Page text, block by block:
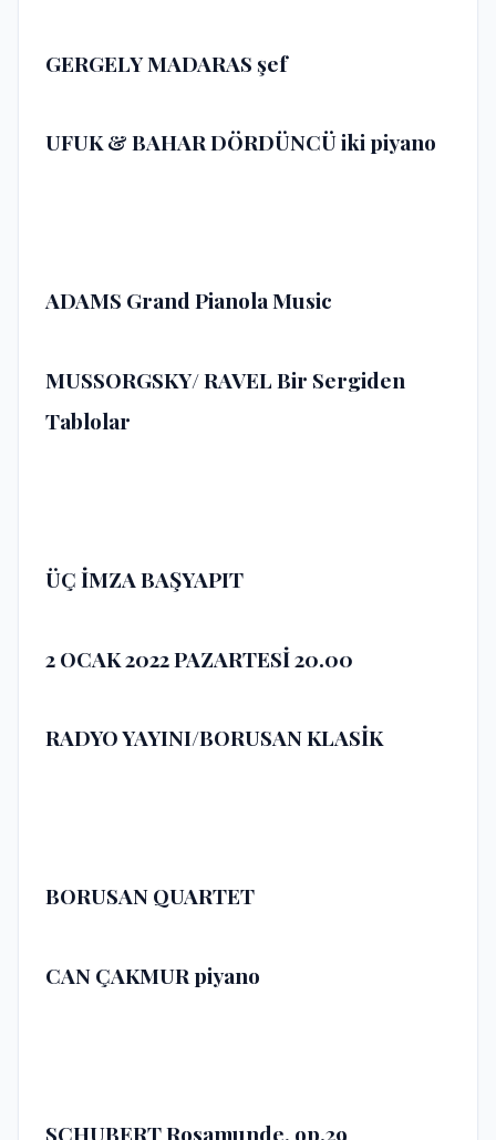
GERGELY MADARAS şef
UFUK & BAHAR DÖRDÜNCÜiki piyano
ADAMS Grand Pianola Music
MUSSORGSKY/ RAVEL Bir Sergiden
Tablolar
ÜÇ İMZA BAŞYAPIT
2 OCAK 2022PAZARTESİ 20.00
RADYO YAYINI/BORUSAN KLASİK
BORUSAN QUARTET
CAN ÇAKMUR piyano
SCHUBERT Rosamunde, op.29